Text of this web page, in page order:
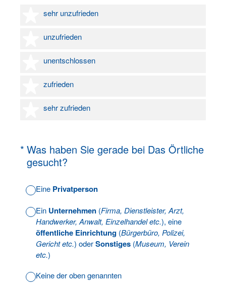
sehr unzufrieden
1 Stern
unzufrieden
2 Sterne
unentschlossen
3 Sterne
zufrieden
4 Sterne
sehr zufrieden
5 Sterne
* Was haben Sie gerade bei Das Örtliche
gesucht?
(Erforderlich.)
Eine Privatperson
Ein Unternehmen (Firma, Dienstleister, Arzt,
Handwerker, Anwalt, Einzelhandel etc.), eine
öffentliche Einrichtung (Bürgerbüro, Polizei,
Gericht etc.) oderSonstiges (Museum, Verein
etc.)
Keine der oben genannten